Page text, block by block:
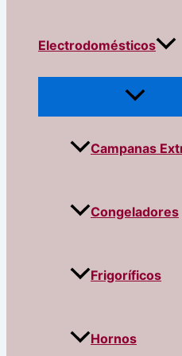
Electrodomésticos
Campanas
Congeladores
Frigoríficos
Hornos